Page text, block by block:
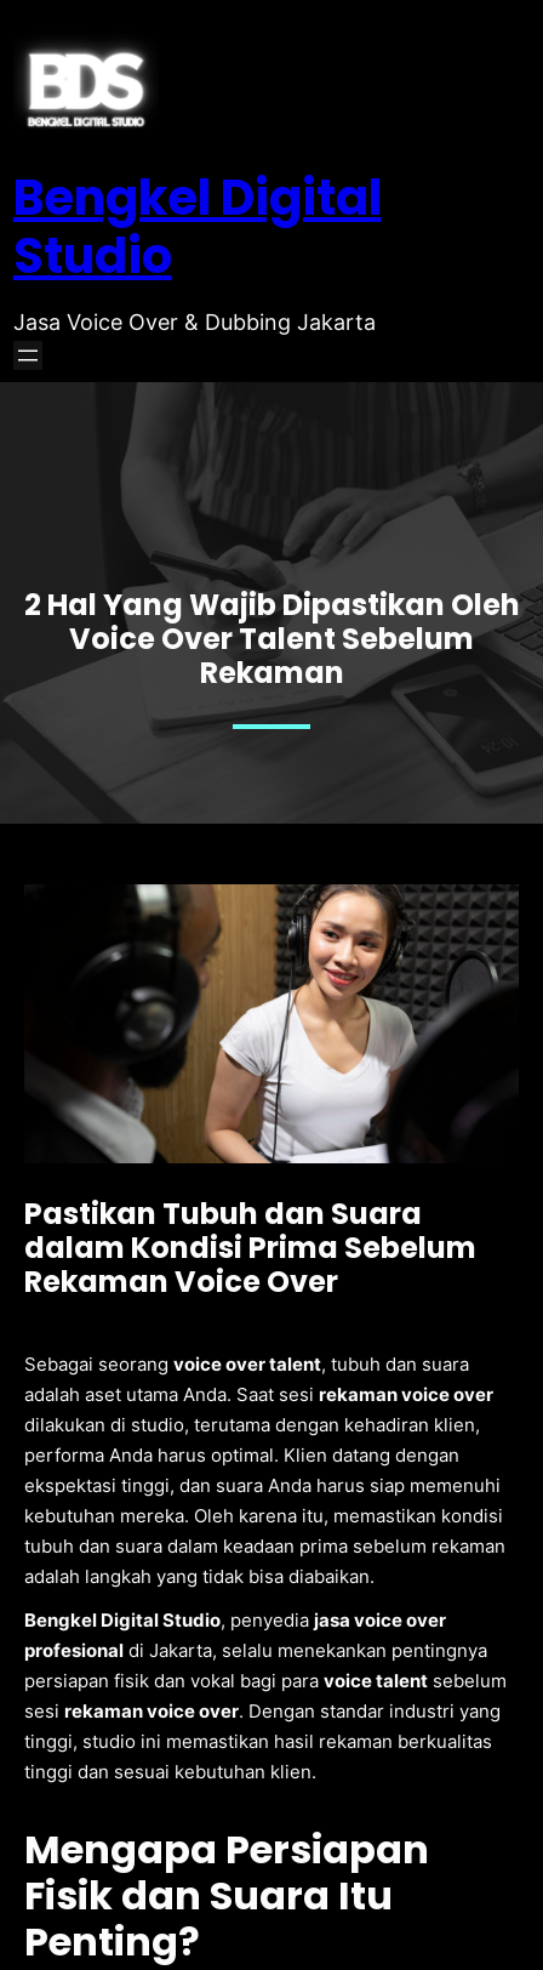
Bengkel Digital
Studio
Jasa Voice Over & Dubbing Jakarta
2 Hal Yang Wajib Dipastikan Oleh
Voice Over Talent Sebelum
Rekaman
Pastikan Tubuh dan Suara
dalam Kondisi Prima Sebelum
Rekaman Voice Over
Sebagai seorang voice over talent, tubuh dan suara
adalah aset utama Anda. Saat sesi rekaman voice over
dilakukan di studio, terutama dengan kehadiran klien,
performa Anda harus optimal. Klien datang dengan
ekspektasi tinggi, dan suara Anda harus siap memenuhi
kebutuhan mereka. Oleh karena itu, memastikan kondisi
tubuh dan suara dalam keadaan prima sebelum rekaman
adalah langkah yang tidak bisa diabaikan.
Bengkel Digital Studio, penyedia jasa voice over
profesional di Jakarta, selalu menekankan pentingnya
persiapan fisik dan vokal bagi para voice talent sebelum
sesi rekaman voice over. Dengan standar industri yang
tinggi, studio ini memastikan hasil rekaman berkualitas
tinggi dan sesuai kebutuhan klien.
Mengapa Persiapan
Fisik dan Suara Itu
Penting?